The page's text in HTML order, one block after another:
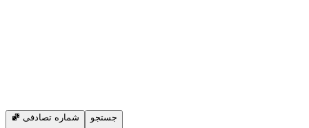
شماره تصادفی جستجو